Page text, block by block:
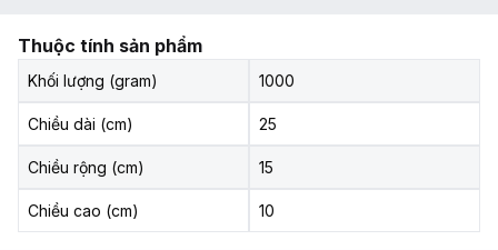
Thuộc tính sản phẩm
Khối lượng (gram) 1000
Chiều dài (cm) 25
Chiều rộng (cm) 15
Chiều cao (cm) 10